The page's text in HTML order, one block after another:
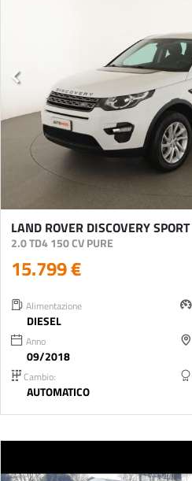
LAND ROVER DISCOVERY SPORT
2.0 TD4 150 CV PURE
15.799 €
Alimentazione
DIESEL
Anno
09/2018
Cambio:
AUTOMATICO